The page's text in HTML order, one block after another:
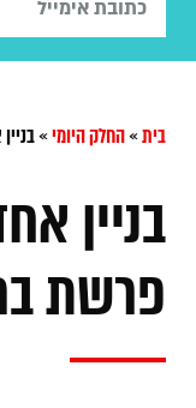
בית»החלק היומי»בניין אחד, 17
פרשת